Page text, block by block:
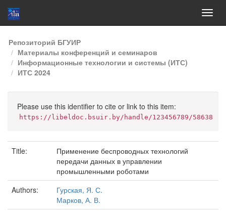
Skip
navigation
Репозиторий БГУИР
Материалы конференций и семинаров
Информационные технологии и системы (ИТС)
ИТС 2024
Please use this identifier to cite or link to this item:
https://libeldoc.bsuir.by/handle/123456789/58638
Title:
Применение беспроводных технологий
передачи данных в управлении
промышленными роботами
Authors:
Гурская, Я. С.
Марков, А. В.